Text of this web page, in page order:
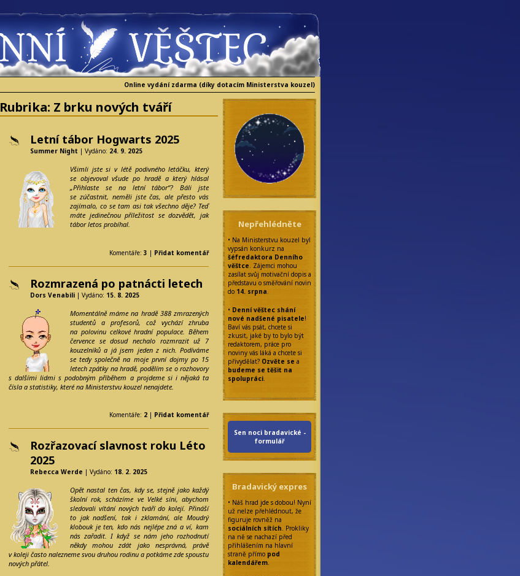
Online vydání zdarma (díky dotacím Ministerstva kouzel)
Rubrika: Z brku nových tváří
Letní tábor Hogwarts 2025
Summer Night | Vydáno: 24. 9. 2025
Všimli jste si v létě podivného letáčku, který
se objevoval všude po hradě a který hlásal
„Přihlaste se na letní tábor“? Báli jste
se zúčastnit, neměli jste čas, ale přesto vás
zajímalo, co se tam asi tak všechno děje? Teď
máte jedinečnou příležitost se dozvědět, jak
tábor letos probíhal.
Komentáře: 3 | Přidat komentář
Rozmrazená po patnácti letech
Dors Venabili | Vydáno: 15. 8. 2025
Momentálně máme na hradě 388 zmrazených
studentů a profesorů, což vychází zhruba
na polovinu celkové hradní populace. Během
července se dosud nechalo rozmrazit už 7
kouzelníků a já jsem jeden z nich. Podíváme
se tedy společně na moje první dojmy po 15
letech zpátky na hradě, podělím se o rozhovory
s dalšími lidmi s podobným příběhem a projdeme si i nějaká ta
čísla a statistiky, které na Ministerstvu kouzel nenajdete.
Komentáře: 2 | Přidat komentář
Rozřazovací slavnost roku Léto
2025
Rebecca Werde | Vydáno: 18. 2. 2025
Opět nastal ten čas, kdy se, stejně jako každý
školní rok, scházíme ve Velké síni, abychom
sledovali vítání nových tváří do kolejí. Přináší
to jak nadšení, tak i zklamání, ale Moudrý
klobouk je ten, kdo nás nejlépe zná a ví, kam
nás zařadit. I když se nám jeho rozhodnutí
někdy mohou zdát jako nesprávná, právě
v koleji často nalezneme svou druhou rodinu a potkáme zde spoustu
nových přátel.
Nepřehlédněte
• Na Ministerstvu kouzel byl
vypsán konkurz na
šéfredaktora Denního
věštce. Zájemci mohou
zasílat svůj motivační dopis a
představu o směřování novin
do 14. srpna.
• Denní věštec shání
nové nadšené pisatele!
Baví vás psát, chcete si
zkusit, jaké by to bylo být
redaktorem, práce pro
noviny vás láká a chcete si
přivydělat? Ozvěte se a
budeme se těšit na
spolupráci.
Sen noci bradavické -
formulář
Bradavický expres
• Náš hrad jde s dobou! Nyní
už nelze přehlédnout, že
figuruje rovněž na
sociálních sítích. Prokliky
na ně se nachazí před
přihlášením na hlavní
straně přímo pod
kalendářem.